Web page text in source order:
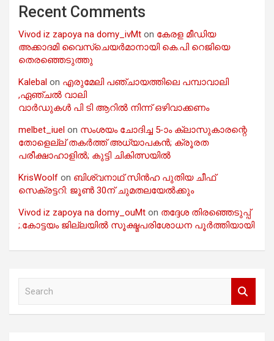
Recent Comments
Vivod iz zapoya na domy_ivMt on കേരള മീഡിയ
അക്കാദമി വൈസ്ചെയർമാനായി കെ.പി റെജിയെ
തെരഞ്ഞെടുത്തു
Kalebal on എരുമേലി പഞ്ചായത്തിലെ പമ്പാവാലി
,ഏഞ്ചൽ വാലി
വാർഡുകൾ പി ടി ആറിൽ നിന്ന് ഒഴിവാക്കണം
melbet_iuel on സംശയം ചോദിച്ച 5-ാം ക്ലാസുകാരന്റെ
തോളെല്ല് തകർത്ത് അധ്യാപകൻ; ക്രൂരത
പരീക്ഷാഹാളിൽ; കുട്ടി ചികിത്സയിൽ
KrisWoolf on ബിശ്വനാഥ് സിൻഹ പുതിയ ചീഫ്
സെക്രട്ടറി: ജൂൺ 30ന് ചുമതലയേൽക്കും
Vivod iz zapoya na domy_ouMt on തദ്ദേശ തിരഞ്ഞെടുപ്പ്
;.കോട്ടയം ജില്ലയിൽ സൂക്ഷ്മപരിശോധന പൂർത്തിയായി